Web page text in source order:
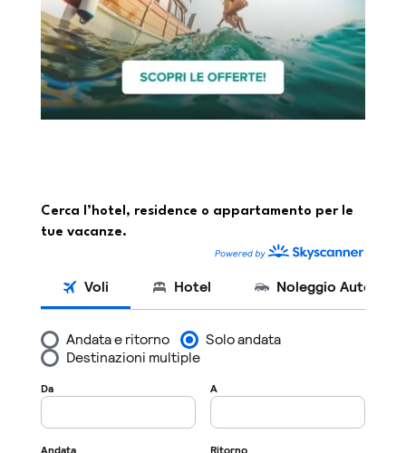
Cerca l’hotel, residence o appartamento per le
tue vacanze.